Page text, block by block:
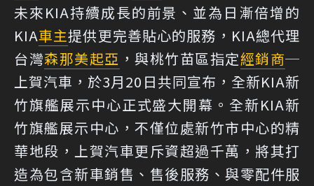
未來KIA持續成長的前景、並為日漸倍增的
KIA車主提供更完善貼心的服務，KIA總代理
台灣森那美起亞 ，與桃竹苗區指定經銷商─
上賀汽車，於3月20日共同宣布，全新KIA新
竹旗艦展示中心正式盛大開幕。全新KIA新
竹旗艦展示中心，不僅位處新竹市中心的精
華地段，上賀汽車更斥資超過千萬，將其打
造為包含新車銷售、售後服務、與零配件服